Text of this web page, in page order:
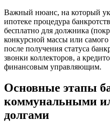
Важный нюанс, на который
ипотеке процедура
бесплатно для должника
конкурсной массы или
после получения статуса
звонки коллекторов, а
финансовым управляющим.
Основные этапы
коммунальными
долгами